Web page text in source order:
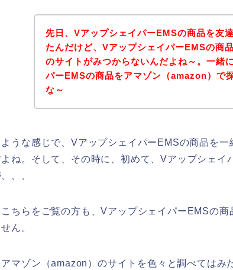
先日、VアップシェイパーEMSの商品を友
たんだけど、VアップシェイパーEMSの商
のサイトがみつからないんだよね～。一緒
パーEMSの商品をアマゾン（amazon）で
な～
ような感じで、VアップシェイパーEMSの商品を
よね。そして、その時に、初めて、Vアップシェイ
、、
ちらをご覧の方も、VアップシェイパーEMSの
ん。
マゾン（amazon）のサイトを色々と調べてはみ